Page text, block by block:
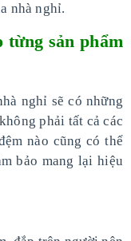
nhà nghỉ.
từng sản phẩm
nghỉ sẽ có những
phải tất cả các
nào cũng có thể
bảo mang lại hiệu